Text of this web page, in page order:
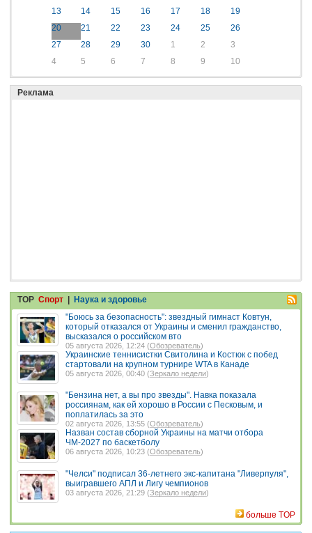
13
14 15 16 17 18
19
20
21 22 23 24 25
26
27
28 29 30 1 2
3
4
5 6 7 8 9 10
Реклама
TOP Спорт | Наука и здоровье
"Боюсь за безопасность": звездный гимнаст Ковтун,
который отказался от Украины и сменил гражданство,
высказался о российском вто
05 августа 2026, 12:24 (Обозреватель)
Украинские теннисистки Свитолина и Костюк с побед
стартовали на крупном турнире WTA в Канаде
05 августа 2026, 00:40 (Зеркало недели)
"Бензина нет, а вы про звезды". Навка показала
россиянам, как ей хорошо в России с Песковым, и
поплатилась за это
02 августа 2026, 13:55 (Обозреватель)
Назван состав сборной Украины на матчи отбора
ЧМ-2027 по баскетболу
06 августа 2026, 10:23 (Обозреватель)
"Челси" подписал 36-летнего экс-капитана "Ливерпуля",
выигравшего АПЛ и Лигу чемпионов
03 августа 2026, 21:29 (Зеркало недели)
больше TOP